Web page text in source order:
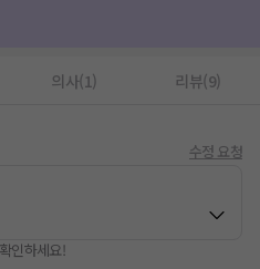
의사(1) 리뷰(9)
수정 요청
인하세요!